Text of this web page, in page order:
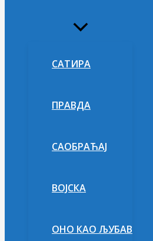
Укључи/
САТИРА
ПРАВДА
САОБРАЋАЈ
ВОЈСКА
ОНО КАО ЉУБАВ